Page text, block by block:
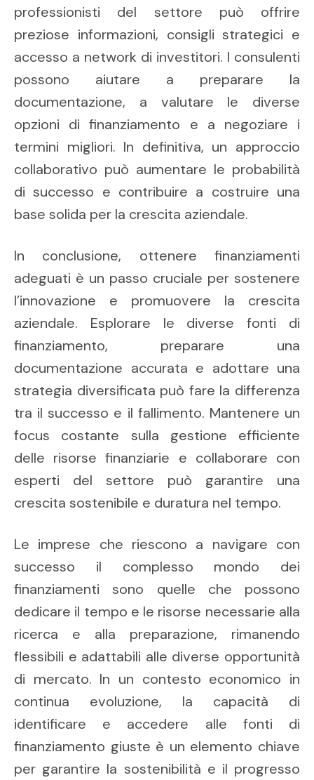
professionisti del settore può offrire
preziose informazioni, consigli strategici e
accesso a network di investitori. I consulenti
possono aiutare a preparare la
documentazione, a valutare le diverse
opzioni di finanziamento e a negoziare i
termini migliori. In definitiva, un approccio
collaborativo può aumentare le probabilità
di successo e contribuire a costruire una
base solida per la crescita aziendale.
In conclusione, ottenere finanziamenti
adeguati è un passo cruciale per sostenere
l’innovazione e promuovere la crescita
aziendale. Esplorare le diverse fonti di
finanziamento, preparare una
documentazione accurata e adottare una
strategia diversificata può fare la differenza
tra il successo e il fallimento. Mantenere un
focus costante sulla gestione efficiente
delle risorse finanziarie e collaborare con
esperti del settore può garantire una
crescita sostenibile e duratura nel tempo.
Le imprese che riescono a navigare con
successo il complesso mondo dei
finanziamenti sono quelle che possono
dedicare il tempo e le risorse necessarie alla
ricerca e alla preparazione, rimanendo
flessibili e adattabili alle diverse opportunità
di mercato. In un contesto economico in
continua evoluzione, la capacità di
identificare e accedere alle fonti di
finanziamento giuste è un elemento chiave
per garantire la sostenibilità e il progresso